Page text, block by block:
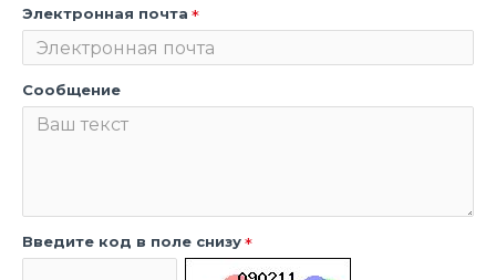
Электронная почта
Сообщение
Введите код в поле снизу